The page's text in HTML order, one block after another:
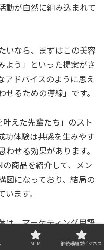
動が自然に組み込まれて
いなら、まずはこの美容
よう」といった提案がさ
アドバイスのように思え
るための導線」です。
えた先輩たち」のスト
功体験は共感を生みやす
せる効果があります。
商品を紹介して、メン
図になっており、結局の
ます。
は、マーケティング用語
多く、その裏にはビジネ
MLM 継続報酬型ビジネス